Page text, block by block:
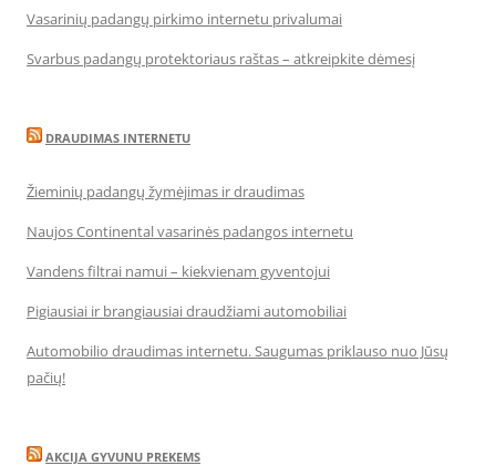
Vasarinių padangų pirkimo internetu privalumai
Svarbus padangų protektoriaus raštas – atkreipkite dėmesį
DRAUDIMAS INTERNETU
Žieminių padangų žymėjimas ir draudimas
Naujos Continental vasarinės padangos internetu
Vandens filtrai namui – kiekvienam gyventojui
Pigiausiai ir brangiausiai draudžiami automobiliai
Automobilio draudimas internetu. Saugumas priklauso nuo Jūsų
pačių!
AKCIJA GYVUNU PREKEMS